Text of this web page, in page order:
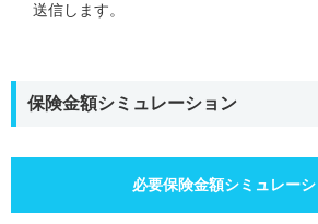
送信します。
保険金額シミュレーション
必要保険金額シミュレー